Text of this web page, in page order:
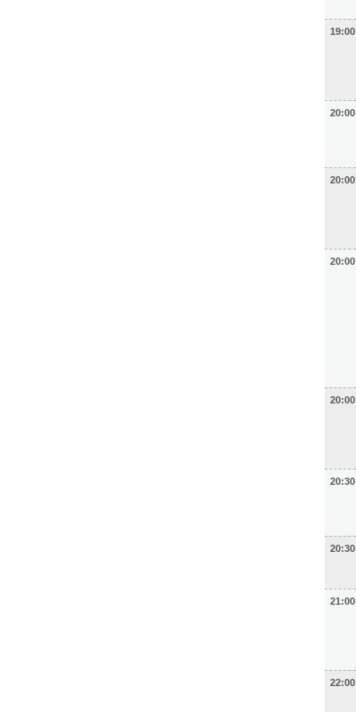
19:00
20:00
20:00
20:00
20:00
20:30
20:30
21:00
22:00